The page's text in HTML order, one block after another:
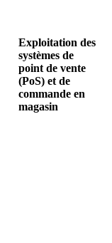
Exploitation des
systèmes de
point de vente
(PoS) et de
commande en
magasin